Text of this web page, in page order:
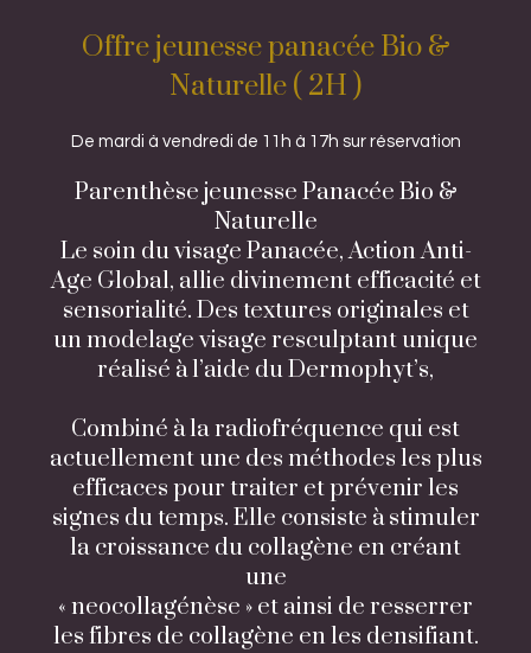
Offre jeunesse panacée Bio &
Naturelle ( 2H )
De mardi à vendredi de 11h à 17h sur réservation
Parenthèse jeunesse Panacée Bio &
Naturelle
Le soin du visage Panacée, Action Anti-
Age Global, allie divinement efficacité et
sensorialité. Des textures originales et
un modelage visage resculptant unique
réalisé à l’aide du Dermophyt’s,
Combiné à la radiofréquence qui est
actuellement une des méthodes les plus
efficaces pour traiter et prévenir les
signes du temps. Elle consiste à stimuler
la croissance du collagène en créant
une
« neocollagénèse » et ainsi de resserrer
les fibres de collagène en les densifiant.